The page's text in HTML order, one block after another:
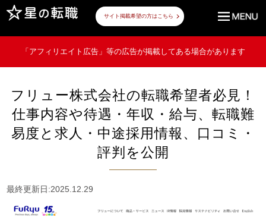
サイト掲載希望の方はこちら
「アフィリエイト広告」等の広告が掲載してある場合があります
フリュー株式会社の転職希望者必見！
仕事内容や待遇・年収・給与、転職難
易度と求人・中途採用情報、口コミ・
評判を公開
最終更新日:2025.12.29